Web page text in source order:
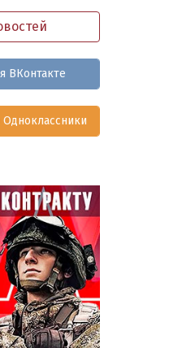
ВКонтакте
Одноклассники